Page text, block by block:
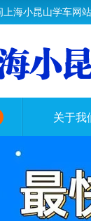
海小昆山学车网
关于我